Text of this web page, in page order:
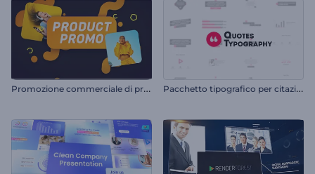
P
romozione commerciale di prodotti e vendita al dettaglio P
acchetto tipografico per citazioni